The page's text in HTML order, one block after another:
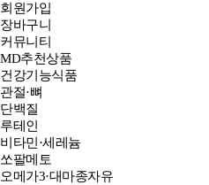
회원가입
장바구니
커뮤니티
MD추천상품
건강기능식품
관절·뼈
단백질
루테인
비타민·세레늄
쏘팔메토
오메가3·대마종자유